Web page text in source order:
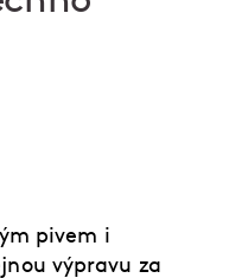
pivem i
výpravu za